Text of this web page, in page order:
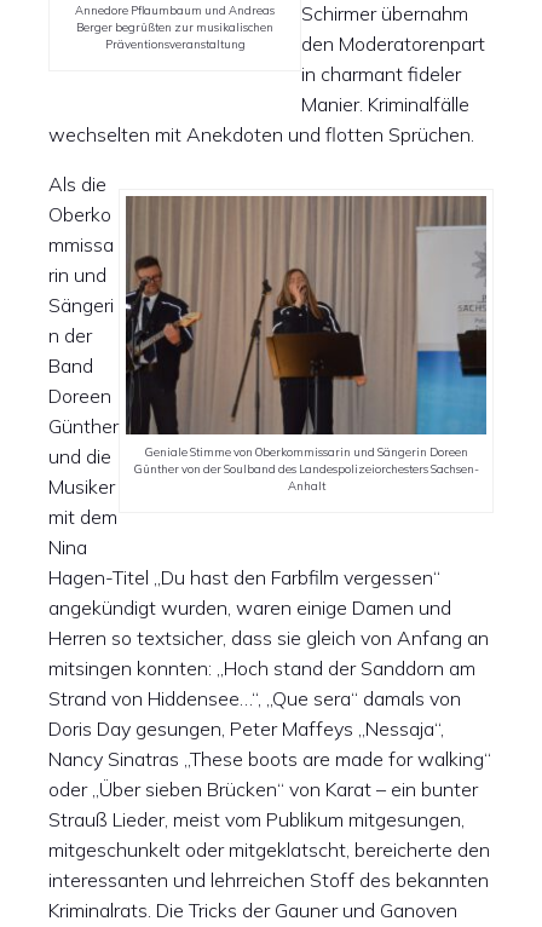
Annedore Pflaumbaum und Andreas
Berger begrüßten zur musikalischen
Präventionsveranstaltung
Schirmer übernahm
den Moderatorenpart
in charmant fideler
Manier. Kriminalfälle
wechselten mit Anekdoten und flotten Sprüchen.
Geniale Stimme von Oberkommissarin und Sängerin Doreen
Günther von der Soulband des Landespolizeiorchesters Sachsen-
Anhalt
Als die
Oberko
mmissa
rin und
Sängeri
n der
Band
Doreen
Günther
und die
Musiker
mit dem
Nina
Hagen-Titel „Du hast den Farbfilm vergessen“
angekündigt wurden, waren einige Damen und
Herren so textsicher, dass sie gleich von Anfang an
mitsingen konnten: „Hoch stand der Sanddorn am
Strand von Hiddensee…“, „Que sera“ damals von
Doris Day gesungen, Peter Maffeys „Nessaja“,
Nancy Sinatras „These boots are made for walking“
oder „Über sieben Brücken“ von Karat – ein bunter
Strauß Lieder, meist vom Publikum mitgesungen,
mitgeschunkelt oder mitgeklatscht, bereicherte den
interessanten und lehrreichen Stoff des bekannten
Kriminalrats. Die Tricks der Gauner und Ganoven